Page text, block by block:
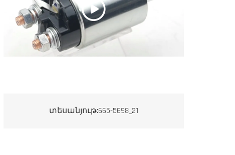
տեսանյութ:665-5698_21